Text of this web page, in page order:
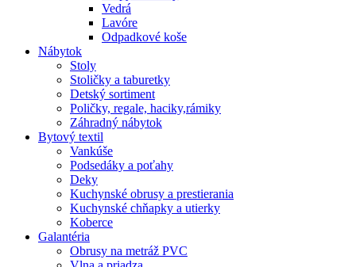
Vedrá
Lavóre
Odpadkové koše
Nábytok
Stoly
Stoličky a taburetky
Detský sortiment
Poličky, regale, haciky,rámiky
Záhradný nábytok
Bytový textil
Vankúše
Podsedáky a poťahy
Deky
Kuchynské obrusy a prestierania
Kuchynské chňapky a utierky
Koberce
Galantéria
Obrusy na metráž PVC